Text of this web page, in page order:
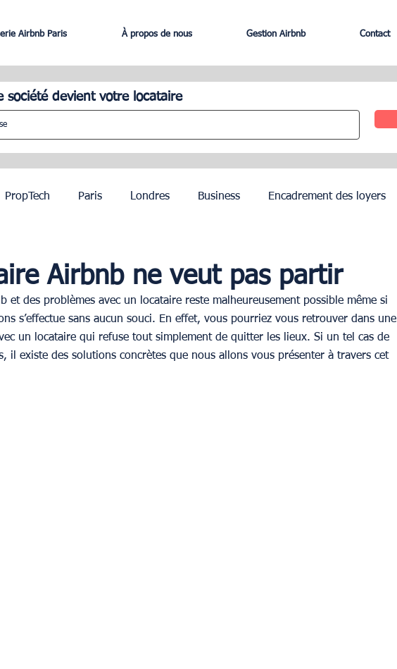
Airbnb Paris À propos de nous Gestion Airbnb Contact
société devient votre locataire
PropTech Paris Londres Business Encadrement des loyers
Immobilier Côte d’Azur
Airbnb ne veut pas partir
et des problèmes avec un locataire reste malheureusement possible même si
s’effectue sans aucun souci. En effet, vous pourriez vous retrouver dans une
un locataire qui refuse tout simplement de quitter les lieux. Si un tel cas de
il existe des solutions concrètes que nous allons vous présenter à travers cet